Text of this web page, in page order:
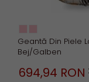
Geantă Din Piele
Bej/Galben
694,94 RON